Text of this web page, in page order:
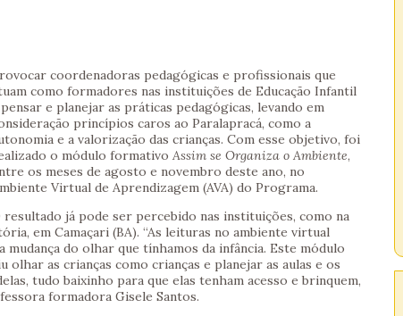
coordenadoras pedagógicas e profissionais que
como formadores nas instituições de Educação Infantil
e planejar as práticas pedagógicas, levando em
princípios caros ao Paralapracá, como a
e a valorização das crianças. Com esse objetivo, foi
o módulo formativo Assim se Organiza o Ambiente,
os meses de agosto e novembro deste ano, no
Virtual de Aprendizagem (AVA) do Programa.
resultado já pode ser percebido nas instituições, como na
em Camaçari (BA). “As leituras no ambiente virtual
do olhar que tínhamos da infância. Este módulo
as crianças como crianças e planejar as aulas e os
tudo baixinho para que elas tenham acesso e brinquem,
formadora Gisele Santos.